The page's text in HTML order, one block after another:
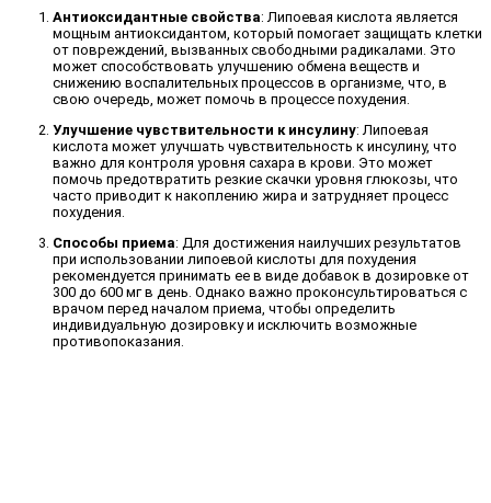
Антиоксидантные свойства: Липоевая кислота является
мощным антиоксидантом, который помогает защищать клетки
от повреждений, вызванных свободными радикалами. Это
может способствовать улучшению обмена веществ и
снижению воспалительных процессов в организме, что, в
свою очередь, может помочь в процессе похудения.
Улучшение чувствительности к инсулину: Липоевая
кислота может улучшать чувствительность к инсулину, что
важно для контроля уровня сахара в крови. Это может
помочь предотвратить резкие скачки уровня глюкозы, что
часто приводит к накоплению жира и затрудняет процесс
похудения.
Способы приема: Для достижения наилучших результатов
при использовании липоевой кислоты для похудения
рекомендуется принимать ее в виде добавок в дозировке от
300 до 600 мг в день. Однако важно проконсультироваться с
врачом перед началом приема, чтобы определить
индивидуальную дозировку и исключить возможные
противопоказания.